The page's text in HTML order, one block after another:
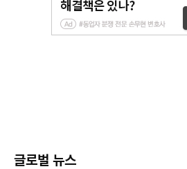
글로벌 뉴스